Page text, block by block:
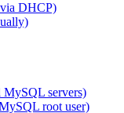
via DHCP)
MySQL servers)
root user)